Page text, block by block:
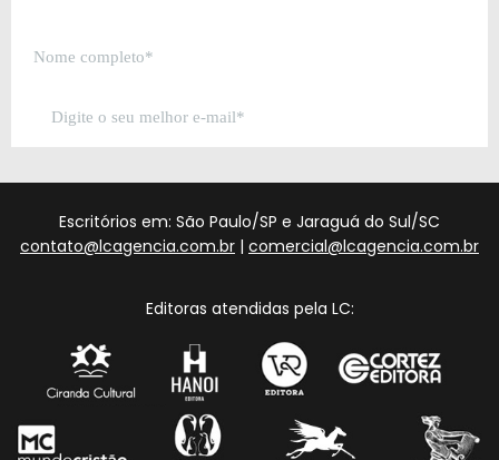
Escritórios em: São Paulo/SP e Jaraguá do Sul/SC
contato@lcagencia.com.br | comercial@lcagencia.com.br
Editoras atendidas pela LC: